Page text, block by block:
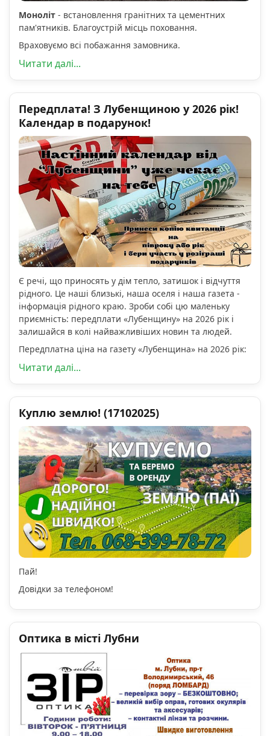
Моноліт - встановлення гранітних та цементних
пам'ятників. Благоустрій місць поховання.
Враховуємо всі побажання замовника.
Читати далі...
Передплата! З Лубенщиною у 2026 рік!
Календар в подарунок!
Є речі, що приносять у дім тепло, затишок і відчуття
рідного. Це наші близькі, наша оселя і наша газета -
інформація рідного краю. Зроби собі цю маленьку
приємність: передплати «Лубенщину» на 2026 рік і
залишайся в колі найважливіших новин та людей.
Передплатна ціна на газету «Лубенщина» на 2026 рік:
Читати далі...
Куплю землю! (17102025)
Пай!
Довідки за телефоном!
Оптика в місті Лубни